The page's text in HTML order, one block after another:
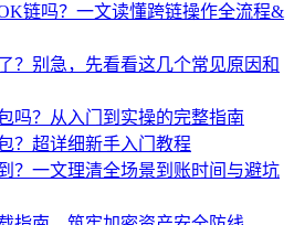
链吗？一文读懂跨链操作全流程&
？别急，先看看这几个常见原因和
吗？从入门到实操的完整指南
？超详细新手入门教程
？一文理清全场景到账时间与避坑